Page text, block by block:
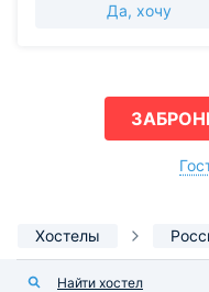
Да, хочу
Хостелы
Найти хостел